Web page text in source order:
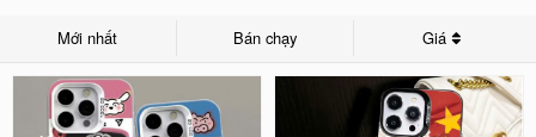
Mới nhất Bán chạy Giá